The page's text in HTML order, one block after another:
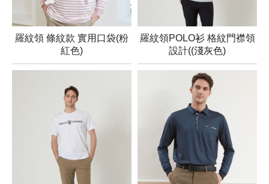
羅紋領 條紋款 實用口袋(粉
紅色)
羅紋領POLO衫 格紋門襟領
設計((淺灰色)